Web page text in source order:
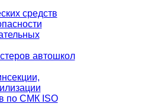
средств
автошкол
по СМК ISO